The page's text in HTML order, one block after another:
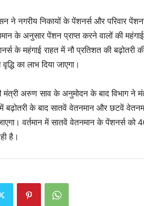
ने नगरीय निकायों के पेंशनर्स और परिवार
के अनुसार पेंशन प्राप्त करने वालों की
के महंगाई राहत में नौ प्रतिशत की बढ़ोतरी
का लाभ दिया जाएगा।
मंत्री अरुण साव के अनुमोदन के बाद विभाग ने
में बढ़ोतरी के बाद सातवें वेतनमान और छटवें
वर्तमान में सातवें वेतनमान के पेंशनर्स
है।